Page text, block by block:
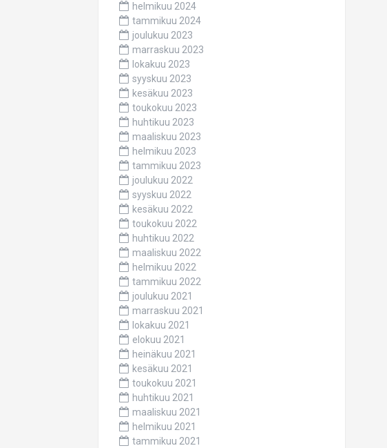
helmikuu 2024
tammikuu 2024
joulukuu 2023
marraskuu 2023
lokakuu 2023
syyskuu 2023
kesäkuu 2023
toukokuu 2023
huhtikuu 2023
maaliskuu 2023
helmikuu 2023
tammikuu 2023
joulukuu 2022
syyskuu 2022
kesäkuu 2022
toukokuu 2022
huhtikuu 2022
maaliskuu 2022
helmikuu 2022
tammikuu 2022
joulukuu 2021
marraskuu 2021
lokakuu 2021
elokuu 2021
heinäkuu 2021
kesäkuu 2021
toukokuu 2021
huhtikuu 2021
maaliskuu 2021
helmikuu 2021
tammikuu 2021